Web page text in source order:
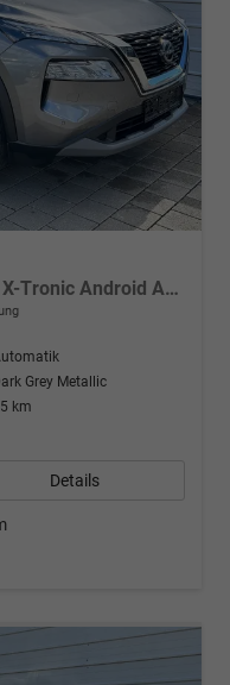
N-CONNECTA 1.5 VC-T mHEV X-Tronic Android Auto*Navi*SHZ*3Z Klimaauto*360°*ACC*E-Heck
Grey Metallic
km
Details